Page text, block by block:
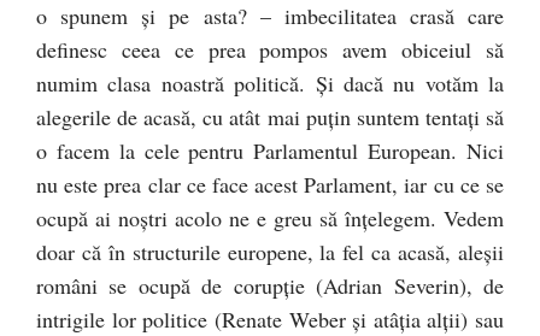
o spunem și pe asta? – imbecilitatea crasă care
definesc ceea ce prea pompos avem obiceiul să
numim clasa noastră politică. Şi dacă nu votăm la
alegerile de acasă, cu atât mai puțin suntem tentați să
o facem la cele pentru Parlamentul European. Nici
nu este prea clar ce face acest Parlament, iar cu ce se
ocupă ai noștri acolo ne e greu să înțelegem. Vedem
doar că în structurile europene, la fel ca acasă, aleşii
români se ocupă de corupție (Adrian Severin), de
intrigile lor politice (Renate Weber şi atâția alţii) sau